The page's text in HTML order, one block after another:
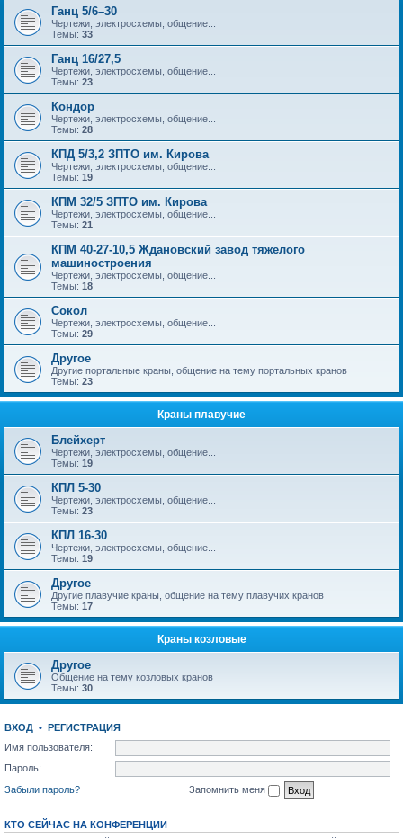
Ганц 5/6–30
Чертежи, электросхемы, общение...
Темы: 33
Ганц 16/27,5
Чертежи, электросхемы, общение...
Темы: 23
Кондор
Чертежи, электросхемы, общение...
Темы: 28
КПД 5/3,2 ЗПТО им. Кирова
Чертежи, электросхемы, общение...
Темы: 19
КПМ 32/5 ЗПТО им. Кирова
Чертежи, электросхемы, общение...
Темы: 21
КПМ 40-27-10,5 Ждановский завод тяжелого
машиностроения
Чертежи, электросхемы, общение...
Темы: 18
Сокол
Чертежи, электросхемы, общение...
Темы: 29
Другое
Другие портальные краны, общение на тему портальных кранов
Темы: 23
Краны плавучие
Блейхерт
Чертежи, электросхемы, общение...
Темы: 19
КПЛ 5-30
Чертежи, электросхемы, общение...
Темы: 23
КПЛ 16-30
Чертежи, электросхемы, общение...
Темы: 19
Другое
Другие плавучие краны, общение на тему плавучих кранов
Темы: 17
Краны козловые
Другое
Общение на тему козловых кранов
Темы: 30
ВХОД • РЕГИСТРАЦИЯ
Имя пользователя:
Пароль:
Забыли пароль?
Запомнить меня
КТО СЕЙЧАС НА КОНФЕРЕНЦИИ